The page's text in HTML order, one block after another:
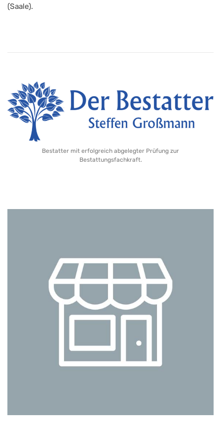
(Saale).
Bestatter mit erfolgreich abgelegter Prüfung zur
Bestattungsfachkraft.